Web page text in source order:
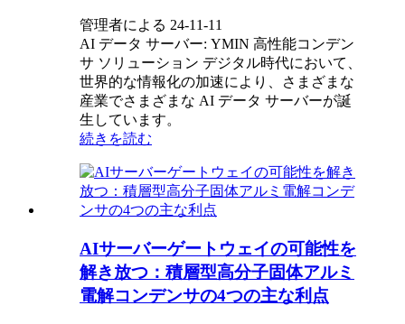
管理者による 24-11-11
AI データ サーバー: YMIN 高性能コンデン
サ ソリューション デジタル時代において、
世界的な情報化の加速により、さまざまな
産業でさまざまな AI データ サーバーが誕
生しています。
続きを読む
AIサーバーゲートウェイの可能性を
解き放つ：積層型高分子固体アルミ
電解コンデンサの4つの主な利点